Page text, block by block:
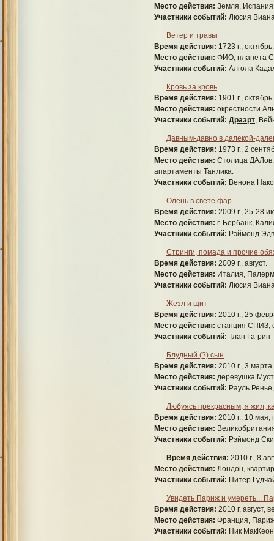
Место действия: Земля,
Участники событий: Люсия
Ветер и травы
Время действия: 1723 г., октябрь.
Место действия: ФИО, планета
Участники событий: Алгола
Кровь за кровь
Время действия: 1901 г., октябрь.
Место действия: окрестности
Участники событий: Драэрт,
Давным-давно в далекой-
Время действия: 1973 г., 2
Место действия: Столица
апартаменты Танлика.
Участники событий: Венона
Олень в свете фар
Время действия: 2009 г., 25-28
Место действия: г. Бербанк,
Участники событий: Рэймонд
Стринги, помада и прочие
Время действия: 2009 г., август.
Место действия: Италия,
Участники событий: Люсия
Жезл и щит
Время действия: 2010 г., 25
Место действия: станция СПИЗ,
Участники событий: Тлан Га-рин
Блудный (?) сын
Время действия: 2010 г., 3 марта.
Место действия: деревушка
Участники событий: Рауль
Любуясь прекрасным, я жил,
Время действия: 2010 г., 10 мая,
Место действия:
Участники событий: Рэймонд
Время действия: 2010 г., 8
Место действия: Лондон,
Участники событий: Питер
Увидеть Париж и умереть...
Время действия: 2010 г, август,
Место действия: Франция,
Участники событий: Ник